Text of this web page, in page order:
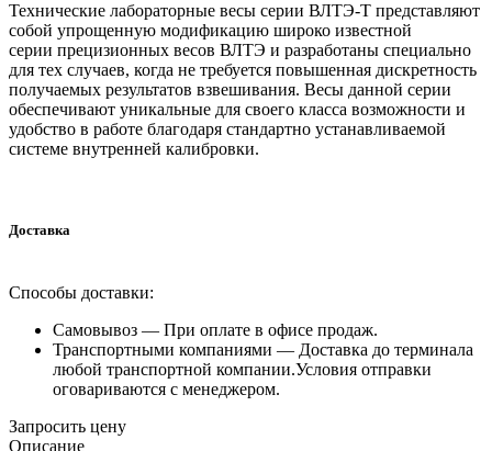
Технические лабораторные весы серии ВЛТЭ-Т представляют
собой упрощенную модификацию широко известной
серии прецизионных весов ВЛТЭ и разработаны специально
для тех случаев, когда не требуется повышенная дискретность
получаемых результатов взвешивания. Весы данной серии
обеспечивают уникальные для своего класса возможности и
удобство в работе благодаря стандартно устанавливаемой
системе внутренней калибровки.
Доставка
Способы доставки:
Самовывоз — При оплате в офисе продаж.
Транспортными компаниями — Доставка до терминала
любой транспортной компании.Условия отправки
оговариваются с менеджером.
Запросить цену
Описание